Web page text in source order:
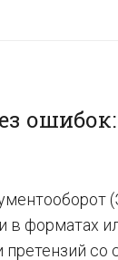
форматах
претензий